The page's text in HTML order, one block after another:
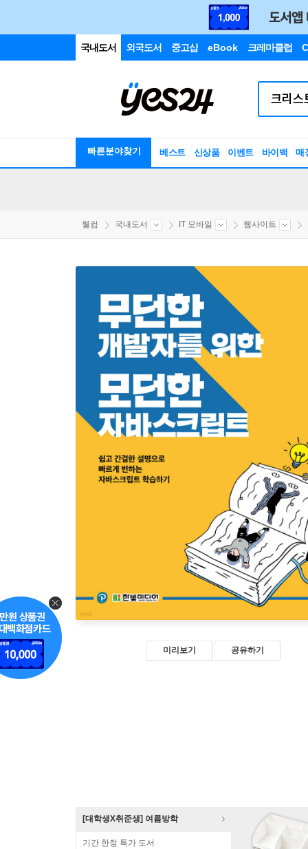
국내도서 외국도서 중고샵 eBook 크레마클럽
빠른분야찾기 베스트 신상품 이벤트 바이백 매
웰컴 국내도서 IT 모바일 웹사이트
미리보기 공유하기
[대학생X취준생] 여름방학
기간 한정 특가 도서